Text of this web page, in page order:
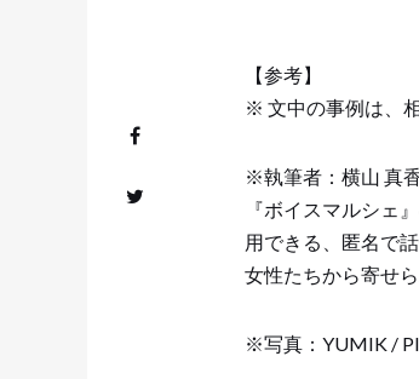
【参考】
※ 文中の事例は、
※執筆者：横山 真
『ボイスマルシェ
用できる、匿名で
女性たちから寄せ
※写真：YUMIK /